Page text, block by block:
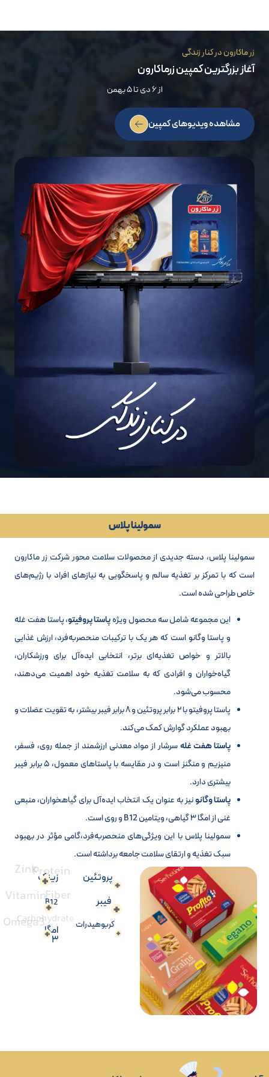
زر ماکارون در کنار زندگی
آغاز بزرگترین کمپین زرماکارون
از ۶ دی تا ۵ بهمن
مشاهده ویدیوهای کمپین
سمولینا پلاس
سمولینا پلاس، دسته‌ جدیدی از محصولات سلامت ‌محور شرکت زر ماکارون
است که با تمرکز بر تغذیه سالم و پاسخگویی به نیازهای افراد با رژیم‌های
خاص طراحی شده است.
این مجموعه شامل سه محصول ویژهپاستا پروفیتو، پاستا هفت غله
و پاستا وگانو است که هر یک با ترکیبات منحصر‌به‌فرد، ارزش غذایی
بالاتر و خواص تغذیه‌ای برتر، انتخابی ایده‌آل برای ورزشکاران،
گیاه‌خواران و افرادی که به سلامت تغذیه خود اهمیت می‌دهند،
محسوب می‌شود.
پاستا پروفیتو با ۲ برابر پروتئین و ۸ برابر فیبر بیشتر، به تقویت عضلات و
بهبود عملکرد گوارش کمک می‌کند.
پاستا هفت غلهسرشار از مواد معدنی ارزشمند از جمله روی، فسفر،
منیزیم و منگنز است و در مقایسه با پاستاهای معمول، ۵ برابر فیبر
بیشتری دارد.
پاستا وگانونیز به عنوان یک انتخاب ایده‌آل برای گیاهخواران، منبعی
غنی از امگا ۳ گیاهی، ویتامین B12 و روی است.
سمولینا پلاس با این ویژگی‌های منحصربه‌فرد،گامی مؤثر در بهبود
سبک تغذیه و ارتقای سلامت جامعه برداشته است.
Zinkزینک
VitaminB12
Omega3امگا
۳
پروتئین Protein
فیبر Fiber
کربوهیدرات Carbohydrate